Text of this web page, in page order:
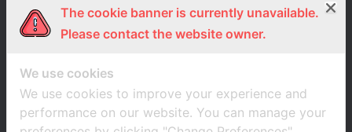
ร่วมงานกับเรา
สมัครงาน
Lemon Farm Cafe
ร้านอาหารอินทรีย์
The cookie banner is currently unavailable.
Please contact the website owner.
We use cookies
We use cookies to improve your experience and
performance on our website. You can manage your